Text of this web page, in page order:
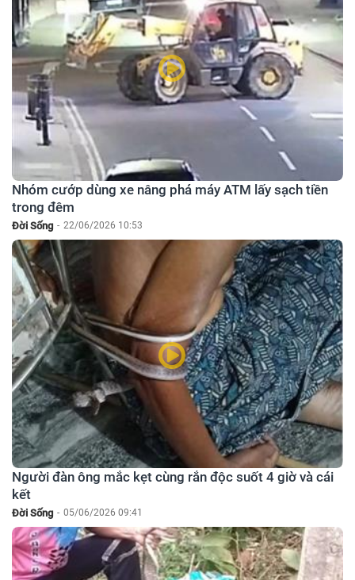
Nhóm cướp dùng xe nâng phá máy ATM lấy sạch tiền
trong đêm
Đời Sống - 22/06/2026 10:53
Người đàn ông mắc kẹt cùng rắn độc suốt 4 giờ và cái
kết
Đời Sống - 05/06/2026 09:41